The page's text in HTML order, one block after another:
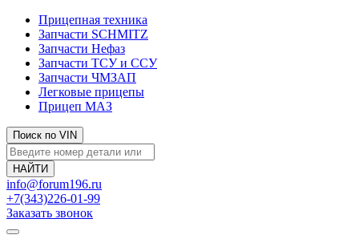
Прицепная техника
Запчасти SCHMITZ
Запчасти Нефаз
Запчасти ТСУ и ССУ
Запчасти ЧМЗАП
Легковые прицепы
Прицеп МАЗ
Поиск по VIN
info@forum196.ru
+7(343)226-01-99
Заказать звонок